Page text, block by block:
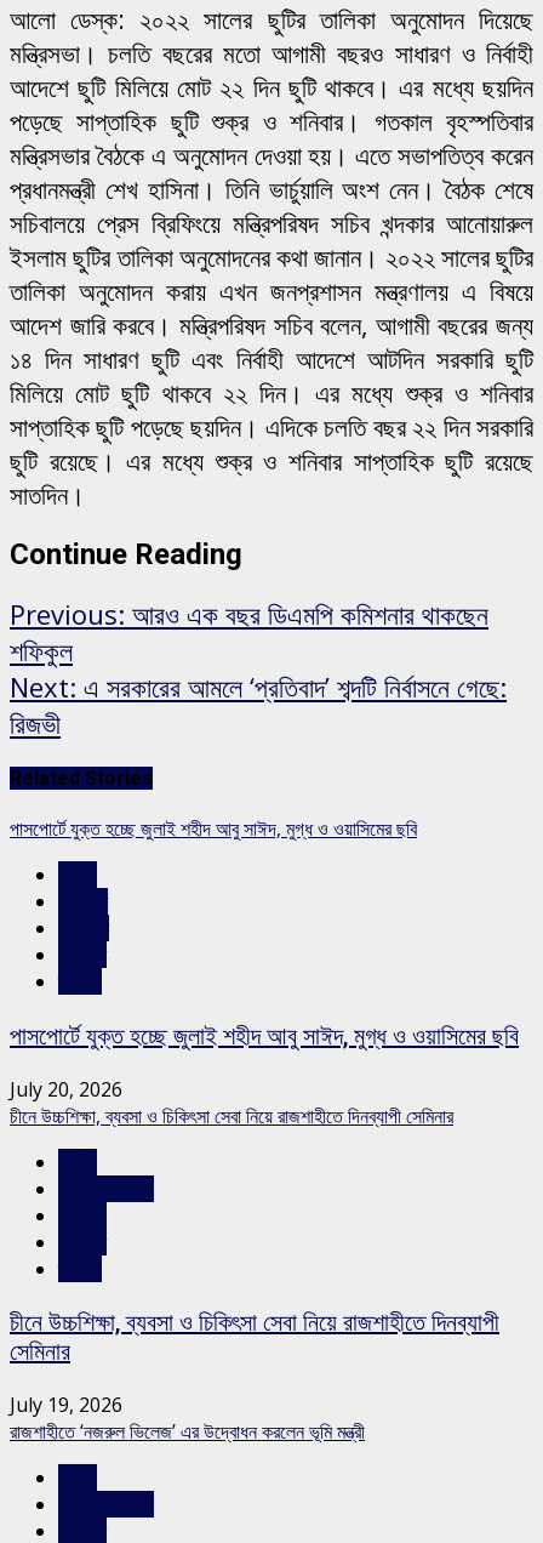
আলো ডেস্ক: ২০২২ সালের ছুটির তালিকা অনুমোদন দিয়েছে
মন্ত্রিসভা। চলতি বছরের মতো আগামী বছরও সাধারণ ও নির্বাহী
আদেশে ছুটি মিলিয়ে মোট ২২ দিন ছুটি থাকবে। এর মধ্যে ছয়দিন
পড়েছে সাপ্তাহিক ছুটি শুক্র ও শনিবার। গতকাল বৃহস্পতিবার
মন্ত্রিসভার বৈঠকে এ অনুমোদন দেওয়া হয়। এতে সভাপতিত্ব করেন
প্রধানমন্ত্রী শেখ হাসিনা। তিনি ভার্চুয়ালি অংশ নেন। বৈঠক শেষে
সচিবালয়ে প্রেস ব্রিফিংয়ে মন্ত্রিপরিষদ সচিব খন্দকার আনোয়ারুল
ইসলাম ছুটির তালিকা অনুমোদনের কথা জানান। ২০২২ সালের ছুটির
তালিকা অনুমোদন করায় এখন জনপ্রশাসন মন্ত্রণালয় এ বিষয়ে
আদেশ জারি করবে। মন্ত্রিপরিষদ সচিব বলেন, আগামী বছরের জন্য
১৪ দিন সাধারণ ছুটি এবং নির্বাহী আদেশে আটদিন সরকারি ছুটি
মিলিয়ে মোট ছুটি থাকবে ২২ দিন। এর মধ্যে শুক্র ও শনিবার
সাপ্তাহিক ছুটি পড়েছে ছয়দিন। এদিকে চলতি বছর ২২ দিন সরকারি
ছুটি রয়েছে। এর মধ্যে শুক্র ও শনিবার সাপ্তাহিক ছুটি রয়েছে
সাতদিন।
Continue Reading
Previous: আরও এক বছর ডিএমপি কমিশনার থাকছেন
শফিকুল
Next: এ সরকারের আমলে ‘প্রতিবাদ’ শব্দটি নির্বাসনে গেছে:
রিজভী
Related Stories
পাসপোর্টে যুক্ত হচ্ছে জুলাই শহীদ আবু সাঈদ, মুগ্ধ ও ওয়াসিমের ছবি
পাসপোর্টে যুক্ত হচ্ছে জুলাই শহীদ আবু সাঈদ, মুগ্ধ ও ওয়াসিমের ছবি
July 20, 2026
চীনে উচ্চশিক্ষা, ব্যবসা ও চিকিৎসা সেবা নিয়ে রাজশাহীতে দিনব্যাপী সেমিনার
চীনে উচ্চশিক্ষা, ব্যবসা ও চিকিৎসা সেবা নিয়ে রাজশাহীতে দিনব্যাপী
সেমিনার
July 19, 2026
রাজশাহীতে ‘নজরুল ভিলেজ’ এর উদ্বোধন করলেন ভূমি মন্ত্রী